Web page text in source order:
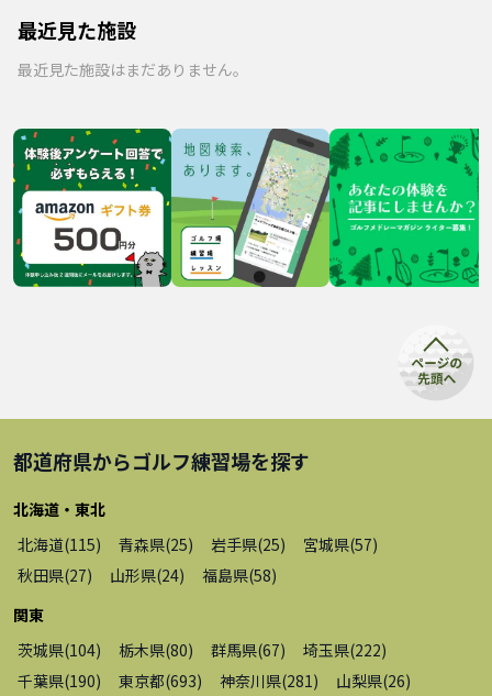
最近見た施設
最近見た施設はまだありません。
都道府県からゴルフ練習場を探す
北海道・東北
北海道(115) 青森県(25) 岩手県(25) 宮城県(57)
秋田県(27) 山形県(24) 福島県(58)
関東
茨城県(104) 栃木県(80) 群馬県(67) 埼玉県(222)
千葉県(190) 東京都(693) 神奈川県(281) 山梨県(26)